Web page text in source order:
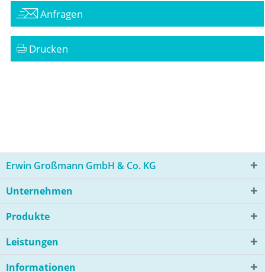
Anfragen
Drucken
Erwin Großmann GmbH & Co. KG
Unternehmen
Produkte
Leistungen
Informationen